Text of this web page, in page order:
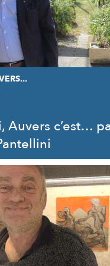
Auvers c’est…